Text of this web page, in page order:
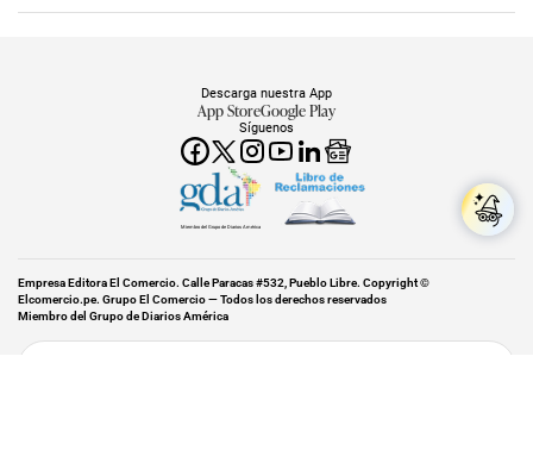
Síguenos
Descarga nuestra App
App StoreGoogle Play
Miembro del Grupo de Diarios América
Empresa Editora El Comercio. Calle Paracas #532, Pueblo Libre. Copyright ©
Elcomercio.pe. Grupo El Comercio — Todos los derechos reservados
Miembro del Grupo de Diarios América